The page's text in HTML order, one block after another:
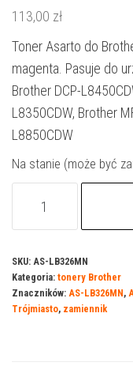
113,00 zł
Toner Asarto do
magenta. Pasuje do
Brother DCP-
L8350CDW, Brother
L8850CDW
Na stanie (może być
do
Brother
326MN
SKU: AS-LB326MN
Kategoria: tonery Brother
Znaczników: AS-LB326MN,
Trójmiasto, zamiennik